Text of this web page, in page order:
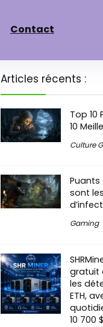
Contact
Articles récents :
Top 10
10
Culture
Puants
sont
Gaming
gratuit
les
ETH,
10 700 $